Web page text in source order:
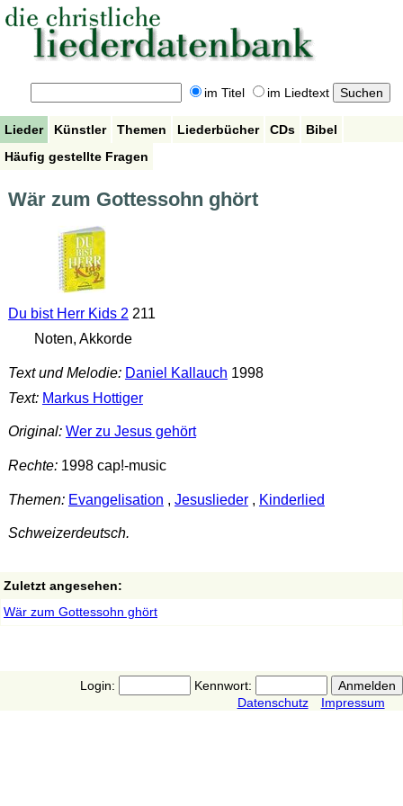
im Titel im Liedtext
Lieder Künstler Themen Liederbücher CDs
Bibel
Häufig gestellte Fragen
Wär zum Gottessohn ghört
Du bist Herr Kids 2 211
Noten, Akkorde
Text und Melodie: Daniel Kallauch 1998
Text: Markus Hottiger
Original: Wer zu Jesus gehört
Rechte:1998 cap!-music
Themen: Evangelisation , Jesuslieder, Kinderlied
Schweizerdeutsch.
Zuletzt angesehen:
Wär zum Gottessohn ghört
Login:
Kennwort:
Datenschutz
Impressum